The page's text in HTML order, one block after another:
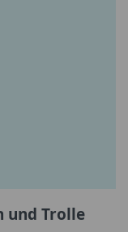
und Trolle